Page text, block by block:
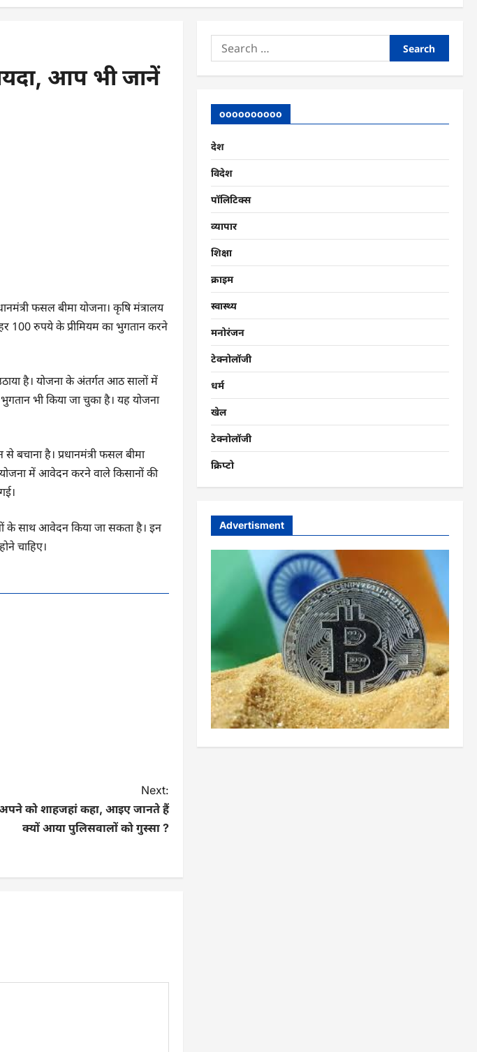
आप भी जानें
फसल बीमा योजना। कृषि मंत्रालय
100 रुपये के प्रीमियम का भुगतान करने
है। योजना के अंतर्गत आठ सालों में
भी किया जा चुका है। यह योजना
है। प्रधानमंत्री फसल बीमा
में आवेदन करने वाले किसानों की
के साथ आवेदन किया जा सकता है। इन
चाहिए।
Next:
को शाहजहां कहा, आइए जानते हैं
क्यों आया पुलिसवालों को गुस्सा ?
Search
for:
oooooooooo
देश
विदेश
पॉलिटिक्स
व्यापार
शिक्षा
क्राइम
स्वास्थ्य
मनोरंजन
टेक्नोलॉजी
धर्म
खेल
टेक्नोलॉजी
क्रिप्टो
Advertisment